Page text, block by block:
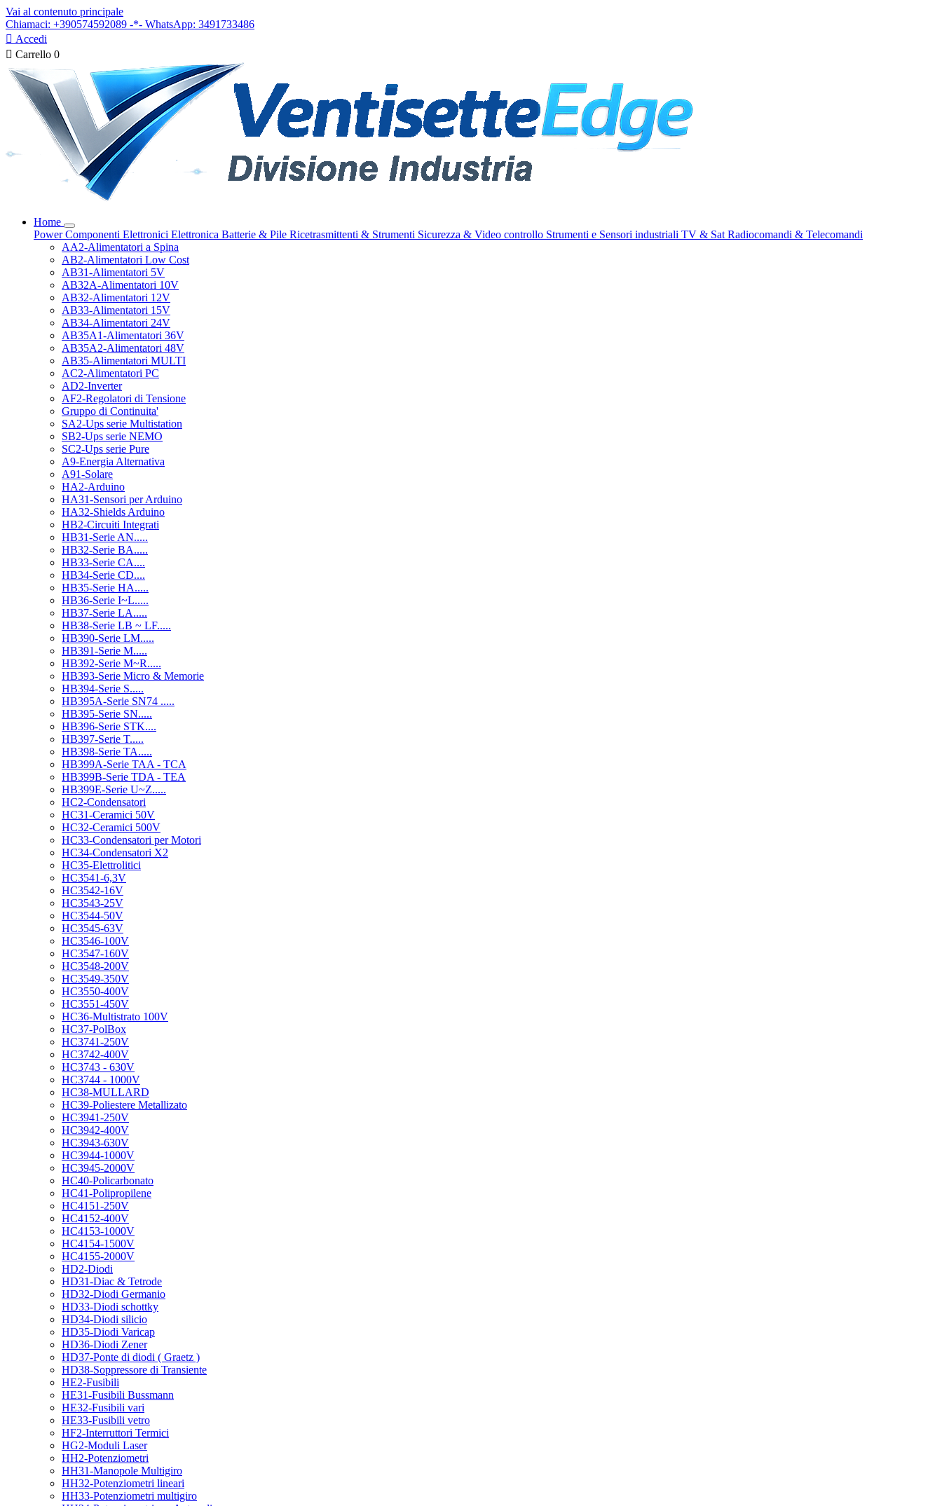
Vai al contenuto principale
Chiamaci: +390574592089 -*- WhatsApp: 3491733486
 Accedi
 Carrello 0
Home
PowerComponenti Elettronici Elettronica Batterie & Pile Ricetrasmittenti & Strumenti Sicurezza & Video controllo Strumenti e Sensori industriali TV & Sat Radiocomandi & Telecomandi
AA2-Alimentatori a Spina
AB2-Alimentatori Low Cost
AB31-Alimentatori 5V
AB32A-Alimentatori 10V
AB32-Alimentatori 12V
AB33-Alimentatori 15V
AB34-Alimentatori 24V
AB35A1-Alimentatori 36V
AB35A2-Alimentatori 48V
AB35-Alimentatori MULTI
AC2-Alimentatori PC
AD2-Inverter
AF2-Regolatori di Tensione
Gruppo di Continuita'
SA2-Ups serie Multistation
SB2-Ups serie NEMO
SC2-Ups serie Pure
A9-Energia Alternativa
A91-Solare
HA2-Arduino
HA31-Sensori per Arduino
HA32-Shields Arduino
HB2-Circuiti Integrati
HB31-Serie AN.....
HB32-Serie BA.....
HB33-Serie CA....
HB34-Serie CD....
HB35-Serie HA.....
HB36-Serie I~L.....
HB37-Serie LA.....
HB38-Serie LB ~ LF.....
HB390-Serie LM.....
HB391-Serie M.....
HB392-Serie M~R.....
HB393-Serie Micro & Memorie
HB394-Serie S.....
HB395A-Serie SN74 .....
HB395-Serie SN.....
HB396-Serie STK....
HB397-Serie T.....
HB398-Serie TA.....
HB399A-Serie TAA - TCA
HB399B-Serie TDA - TEA
HB399E-Serie U~Z.....
HC2-Condensatori
HC31-Ceramici 50V
HC32-Ceramici 500V
HC33-Condensatori per Motori
HC34-Condensatori X2
HC35-Elettrolitici
HC3541-6,3V
HC3542-16V
HC3543-25V
HC3544-50V
HC3545-63V
HC3546-100V
HC3547-160V
HC3548-200V
HC3549-350V
HC3550-400V
HC3551-450V
HC36-Multistrato 100V
HC37-PolBox
HC3741-250V
HC3742-400V
HC3743 - 630V
HC3744 - 1000V
HC38-MULLARD
HC39-Poliestere Metallizato
HC3941-250V
HC3942-400V
HC3943-630V
HC3944-1000V
HC3945-2000V
HC40-Policarbonato
HC41-Polipropilene
HC4151-250V
HC4152-400V
HC4153-1000V
HC4154-1500V
HC4155-2000V
HD2-Diodi
HD31-Diac & Tetrode
HD32-Diodi Germanio
HD33-Diodi schottky
HD34-Diodi silicio
HD35-Diodi Varicap
HD36-Diodi Zener
HD37-Ponte di diodi ( Graetz )
HD38-Soppressore di Transiente
HE2-Fusibili
HE31-Fusibili Bussmann
HE32-Fusibili vari
HE33-Fusibili vetro
HF2-Interruttori Termici
HG2-Moduli Laser
HH2-Potenziometri
HH31-Manopole Multigiro
HH32-Potenziometri lineari
HH33-Potenziometri multigiro